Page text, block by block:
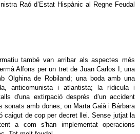
Raó d’Estat Hispànic al Regne Feudal
també van arribar als aspectes més
Alfons per un tret de Juan Carlos I; una
Olghina de Robiland; una boda amb una
anticomunista i atlantista; la rídicula i
d'una extirpació després d’un accident
sonats amb dones, on Marta Gaià i Bárbara
caigut de cop per decret llei. Sense jutjat la
a com s'han implementat operacions